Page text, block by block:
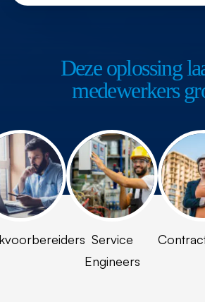
Deze oplossing
medewerkers
Service
Engineers